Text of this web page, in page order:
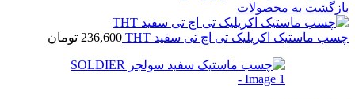
بازگشت به محصولات
چسب ماستیک اکریلیک تی اچ تی سفید THT 236,600 تومان